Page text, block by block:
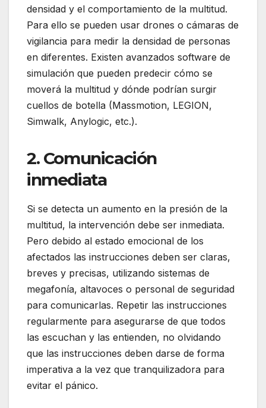
densidad y el comportamiento de la multitud.
Para ello se pueden usar drones o cámaras de
vigilancia para medir la densidad de personas
en diferentes. Existen avanzados software de
simulación que pueden predecir cómo se
moverá la multitud y dónde podrían surgir
cuellos de botella (Massmotion, LEGION,
Simwalk, Anylogic, etc.).
2. Comunicación
inmediata
Si se detecta un aumento en la presión de la
multitud, la intervención debe ser inmediata.
Pero debido al estado emocional de los
afectados las instrucciones deben ser claras,
breves y precisas, utilizando sistemas de
megafonía, altavoces o personal de seguridad
para comunicarlas. Repetir las instrucciones
regularmente para asegurarse de que todos
las escuchan y las entienden, no olvidando
que las instrucciones deben darse de forma
imperativa a la vez que tranquilizadora para
evitar el pánico.